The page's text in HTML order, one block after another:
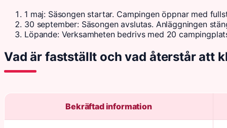
1 maj: Säsongen startar. Campingen öppnar med
30 september: Säsongen avslutas. Anläggningen
Löpande: Verksamheten bedrivs med 20
Vad är fastställt och vad återstår att
Bekräftad information